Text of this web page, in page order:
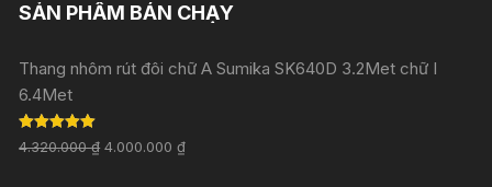
SẢN PHẨM BÁN CHẠY
Thang nhôm rút đôi chữ A Sumika SK640D 3.2Met chữ I
6.4Met
Rated 5.00
out of 5
4.320.000₫ 4.000.000₫